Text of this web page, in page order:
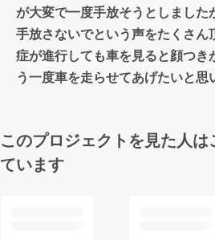
が大変で一度手放そうとしまし
手放さないでという声をたくさん
症が進行しても車を見ると顔つき
う一度車を走らせてあげたいと思
このプロジェクトを見た人
ています